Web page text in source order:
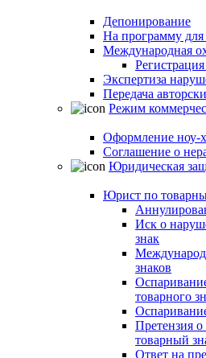
Депонирование
На программу
Международная
Экспертиза
Передача
Режим
Оформление ноу-
Соглашение о
Юридическая
Юрист по
Иск о
знак
знаков
товарного
Претензия
товарный
Ответ на